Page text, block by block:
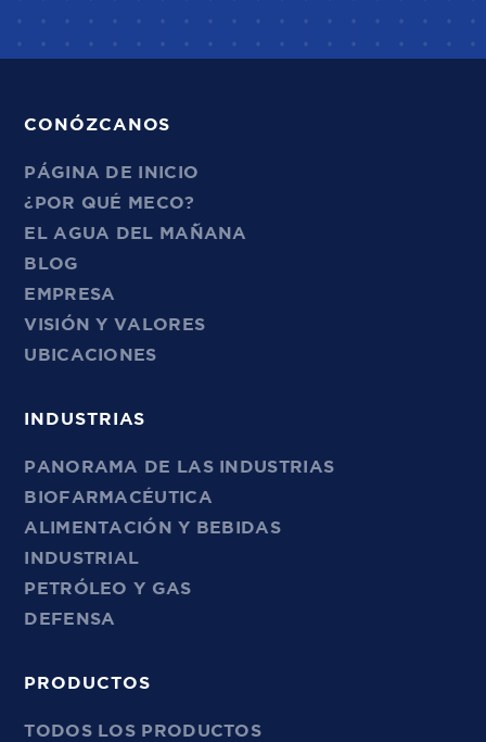
CONÓZCANOS
PÁGINA DE INICIO
¿POR QUÉ MECO?
EL AGUA DEL MAÑANA
BLOG
EMPRESA
VISIÓN Y VALORES
UBICACIONES
INDUSTRIAS
PANORAMA DE LAS INDUSTRIAS
BIOFARMACÉUTICA
ALIMENTACIÓN Y BEBIDAS
INDUSTRIAL
PETRÓLEO Y GAS
DEFENSA
PRODUCTOS
TODOS LOS PRODUCTOS